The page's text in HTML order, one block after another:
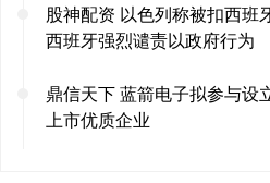
股神配资 以色列称被扣西班
西班牙强烈谴责以政府行为
鼎信天下 蓝箭电子拟参与设
上市优质企业